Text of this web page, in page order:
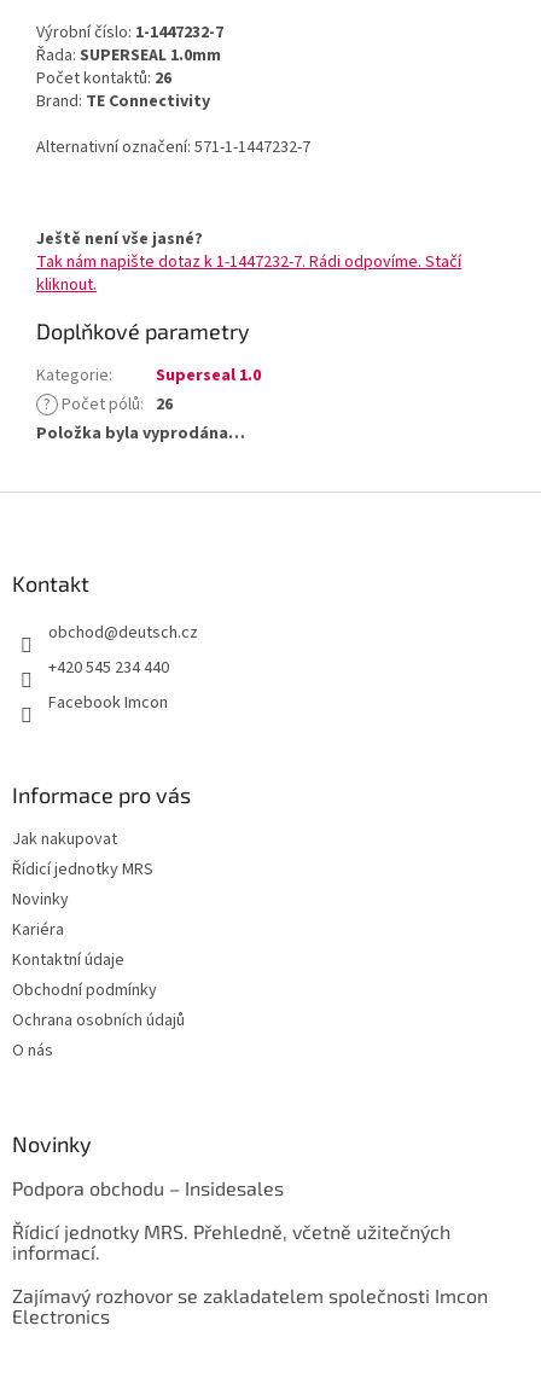
Výrobní číslo: 1-1447232-7
Řada: SUPERSEAL 1.0mm
Počet kontaktů: 26
Brand: TE Connectivity
Alternativní označení: 571-1-1447232-7
Ještě není vše jasné?
Tak nám napište dotaz k 1-1447232-7. Rádi odpovíme. Stačí
kliknout.
Doplňkové parametry
Kategorie:
Superseal 1.0
? Počet pólů: 26
Položka byla vyprodána…
Kontakt
obchod@deutsch.cz
+420 545 234 440
Facebook Imcon
Informace pro vás
Jak nakupovat
Řídicí jednotky MRS
Novinky
Kariéra
Kontaktní údaje
Obchodní podmínky
Ochrana osobních údajů
O nás
Novinky
Podpora obchodu – Insidesales
Řídicí jednotky MRS. Přehledně, včetně užitečných
informací.
Zajímavý rozhovor se zakladatelem společnosti Imcon
Electronics